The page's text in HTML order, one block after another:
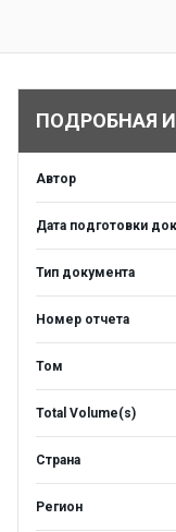
ПОДРОБНАЯ
Автор
Дата подготовки
Тип документа
Номер отчета
Том
Total Volume(s)
Страна
Регион